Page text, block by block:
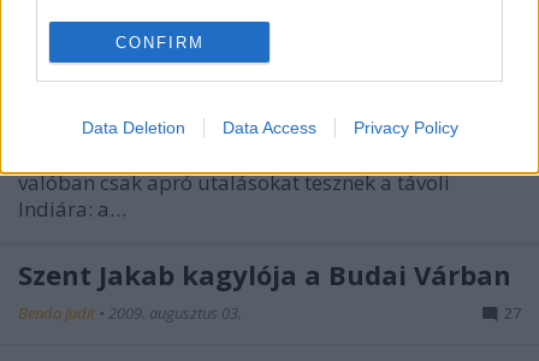
CONFIRM
Data Deletion Data Access Privacy Policy
Amikor évekkel ezelőtt az ókori Róma és India közötti
aki ironikusan megjegyezte, hogy ez „jó” téma, mivel
valóban csak apró utalásokat tesznek a távoli
Indiára: a…
Szent Jakab kagylója a Budai Várban
Benda Judit • 2009. augusztus 03. 27